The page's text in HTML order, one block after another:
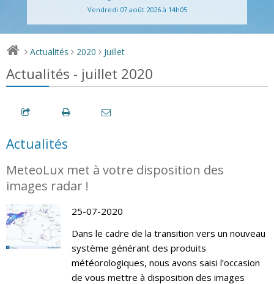
Vendredi 07 août 2026 à 14h05
> Actualités > 2020 > Juillet
Actualités - juillet 2020
Actualités
MeteoLux met à votre disposition des
images radar !
25-07-2020
Dans le cadre de la transition vers un nouveau
système générant des produits
météorologiques, nous avons saisi l’occasion
de vous mettre à disposition des images